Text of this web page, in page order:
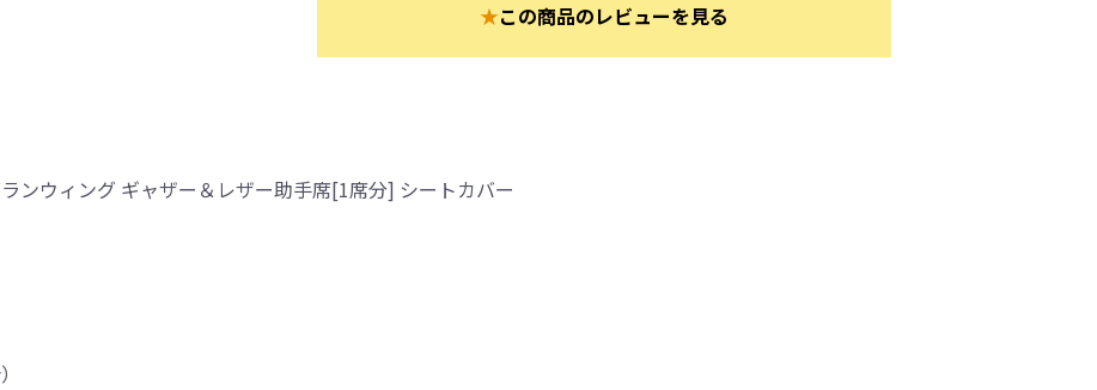
★この商品のレビューを見る
ンウィング ギャザー＆レザー助手席[1席分] シートカバー